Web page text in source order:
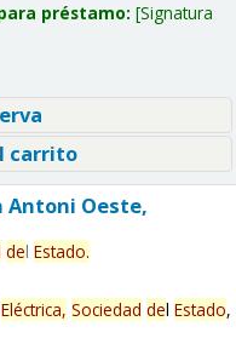
préstamo: Signatura
carrito
Antoni Oeste,
del Estado.
Eléctrica, Sociedad del Estado,